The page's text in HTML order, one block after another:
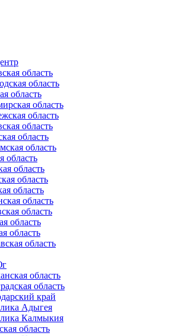
область
область
область
область
область
область
область
область
область
область
область
область
область
область
область
область
область
область
область
край
Адыгея
Калмыкия
область